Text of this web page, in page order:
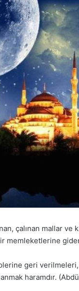
çalınan mallar
geri
haramdır.